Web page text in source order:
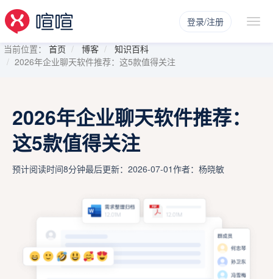
登录/注册
当前位置： 首页 博客
知识百科
2026年企业聊天软件推荐：这5款值得关注
2026年企业聊天软件推荐：
这5款值得关注
预计阅读时间8分钟最后更新：2026-07-01作者：杨晓敏